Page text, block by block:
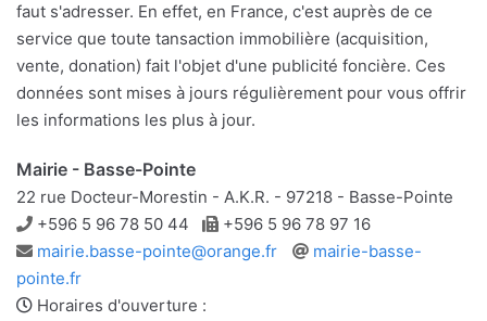
faut s'adresser. En effet, en France, c'est auprès de ce
service que toute tansaction immobilière (acquisition,
vente, donation) fait l'objet d'une publicité foncière. Ces
données sont mises à jours régulièrement pour vous offrir
les informations les plus à jour.
Mairie - Basse-Pointe
22 rue Docteur-Morestin - A.K.R. - 97218 - Basse-Pointe
Téléphone
+596 5 96 78 50 44 Télécopie
+596 5 96 78 97 16
Adresse
e-
mail
mairie.basse-pointe@orange.fr
Site
mairie-basse-
pointe.fr
Horaires d'ouverture :